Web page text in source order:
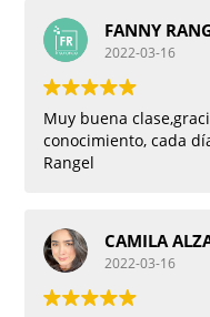
FANNY
2022-03-16
Muy buena
conocimiento, cada
Rangel
CAMILA
2022-03-16